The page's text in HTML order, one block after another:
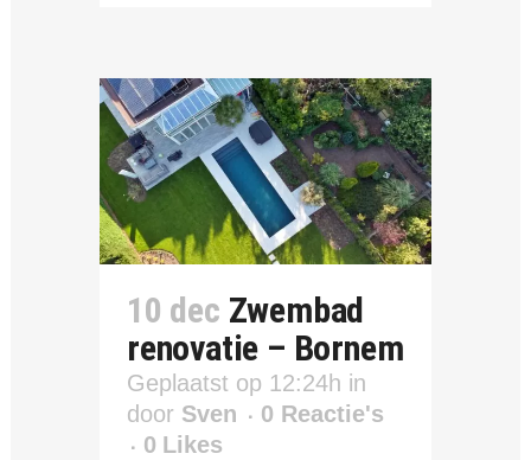
10 dec Zwembad
renovatie – Bornem
Geplaatst op 12:24h in
door Sven
0 Reactie's
0 Likes